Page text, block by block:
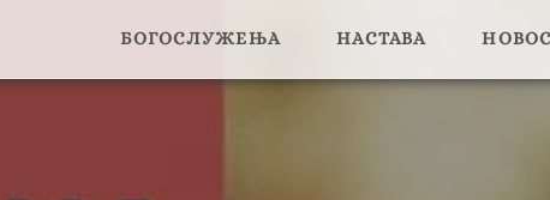
БОГОСЛУЖЕЊА НАСТАВА